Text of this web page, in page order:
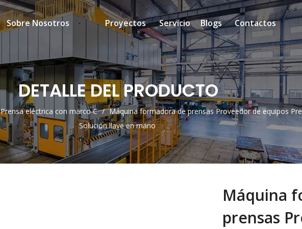
Sobre Nosotros Proyectos Servicio Blogs Contactos
DETALLE DEL PRODUCTO
Prensa eléctrica con marco C / Máquina formadora de prensas Proveedor de equipos
Solución llave en mano
Máquina
prensas